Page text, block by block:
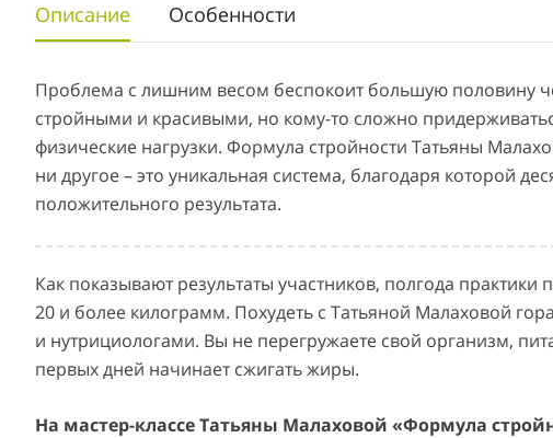
Описание Особенности
Проблема с лишним весом беспокоит большую половину
стройными и красивыми, но кому-то сложно
физические нагрузки. Формула стройности Татьяны
ни другое – это уникальная система, благодаря которой
положительного результата.
Как показывают результаты участников, полгода практики
20 и более килограмм. Похудеть с Татьяной Малаховой
и нутрициологами. Вы не перегружаете свой организм,
первых дней начинает сжигать жиры.
На мастер-классе Татьяны Малаховой «Формула